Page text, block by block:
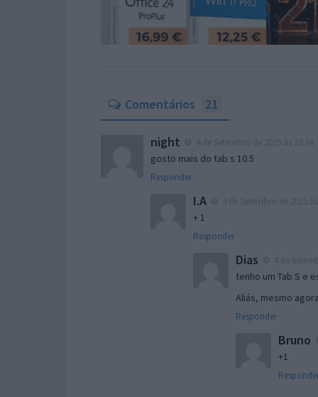
Comentários 21
night
gosto mais do tab s 10.5
Responder
I.A
+ 1
Responder
Dias
tenho um Tab S e
Aliás, mesmo
Responder
Bruno
+1